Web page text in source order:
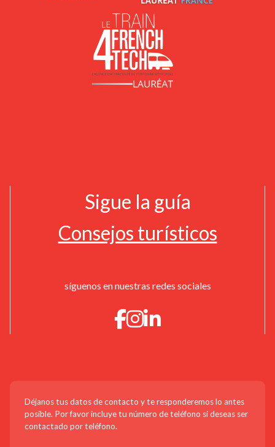
Sigue la guía
Consejos turísticos
síguenos en nuestras redes sociales
Déjanos tus datos de contacto y te responderemos lo antes
posible. Por favor incluye tu número de teléfono si deseas ser
contactado por teléfono.